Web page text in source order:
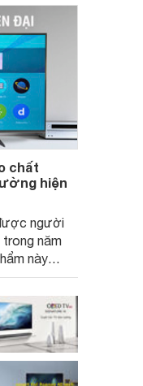
chất
hiện
người
trong năm
này
số lượng,
thể
49 inch giá